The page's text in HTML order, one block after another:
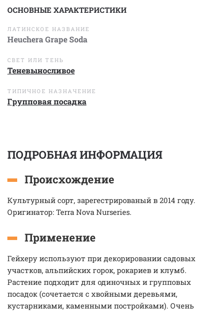
ОСНОВНЫЕ ХАРАКТЕРИСТИКИ
ЛАТИНСКОЕ НАЗВАНИЕ
Heuchera Grape Soda
СВЕТ ИЛИ ТЕНЬ
Теневыносливое
ТИПИЧНОЕ НАЗНАЧЕНИЕ
Групповая посадка
ПОДРОБНАЯ ИНФОРМАЦИЯ
Происхождение
Культурный сорт, зарегестрированый в 2014 году.
Оригинатор: Terra Nova Nurseries.
Применение
Гейхеру используют при декорировании садовых
участков, альпийских горок, рокариев и клумб.
Растение подходит для одиночных и групповых
посадок (сочетается с хвойными деревьями,
кустарниками, каменными постройками). Очень